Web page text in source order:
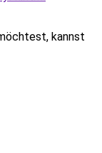
kannst